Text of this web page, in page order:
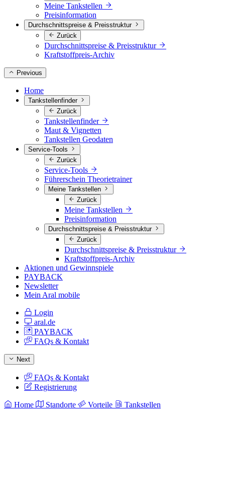
Meine Tankstellen
Preisinformation
Durchschnittspreise & Preisstruktur
Zurück
Durchschnittspreise & Preisstruktur
Kraftstoffpreis-Archiv
Previous
Home
Tankstellenfinder
Zurück
Tankstellenfinder
Maut & Vignetten
Tankstellen Geodaten
Service-Tools
Zurück
Service-Tools
Führerschein Theorietrainer
Meine Tankstellen
Zurück
Meine Tankstellen
Preisinformation
Durchschnittspreise & Preisstruktur
Zurück
Durchschnittspreise & Preisstruktur
Kraftstoffpreis-Archiv
Aktionen und Gewinnspiele
PAYBACK
Newsletter
Mein Aral mobile
Login
aral.de
PAYBACK
FAQs & Kontakt
Next
FAQs & Kontakt
Registrierung
Home Standorte Vorteile Tankstellen